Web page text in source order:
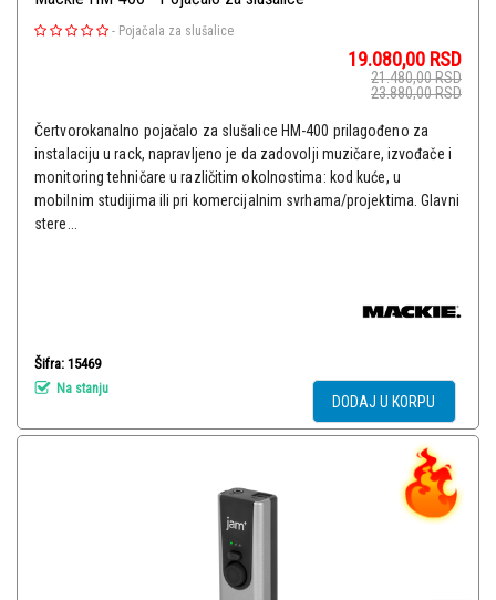
- Pojačala za slušalice
19.080,00 RSD
21.480,00RSD
23.880,00RSD
Čertvorokanalno pojačalo za slušalice HM-400 prilagođeno za
instalaciju u rack, napravljeno je da zadovolji muzičare, izvođače i
monitoring tehničare u različitim okolnostima: kod kuće, u
mobilnim studijima ili pri komercijalnim svrhama/projektima. Glavni
stere...
Šifra: 15469
Na stanju
DODAJ U KORPU